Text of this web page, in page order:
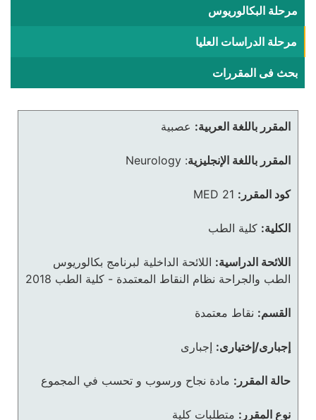
مرحلة البكالوريوس
مرحلة الدراسات العليا
بحث فى المقررات
المقرر باللغة العربية: عصبية
المقرر باللغة الإنجليزية:
Neurology
كود المقرر: MED 21
الكلية: كلية الطب
اللائحة الدراسية: اللائحة الداخلية لبرنامج بكالوريوس
الطب والجراحة نظام النقاط المعتمدة - كلية الطب 2018
القسم: نقاط معتمدة
إجبارى/إختيارى: إجبارى
حالة المقرر: مادة نجاح ورسوب و تحسب في المجموع
نوع المقرر: متطلبات كلية